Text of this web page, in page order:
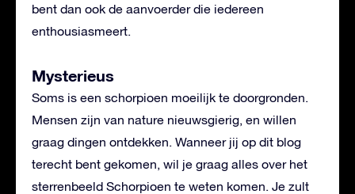
bent dan ook de aanvoerder die iedereen
enthousiasmeert.
Mysterieus
Soms is een schorpioen moeilijk te doorgronden.
Mensen zijn van nature nieuwsgierig, en willen
graag dingen ontdekken. Wanneer jij op dit blog
terecht bent gekomen, wil je graag alles over het
sterrenbeeld Schorpioen te weten komen. Je zult